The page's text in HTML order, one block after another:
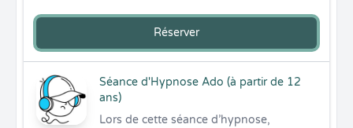
Réserver
Séance d'Hypnose Ado (à partir de 12
ans)
Lors de cette séance d’hypnose,